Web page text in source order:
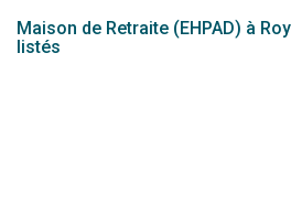
Maison de Retraite (EHPAD) à
listés